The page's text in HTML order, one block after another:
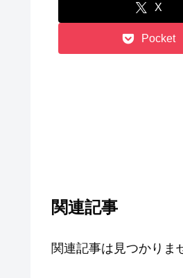
X
Pocket
関連記事
関連記事は見つかりま